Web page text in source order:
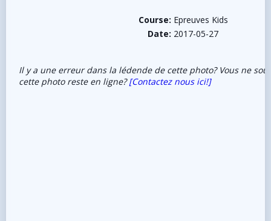
Course: Epreuves Kids
Date: 2017-05-27
Il y a une erreur dans la lédende de cette photo? Vous ne
cette photo reste en ligne?[Contactez nous ici!]